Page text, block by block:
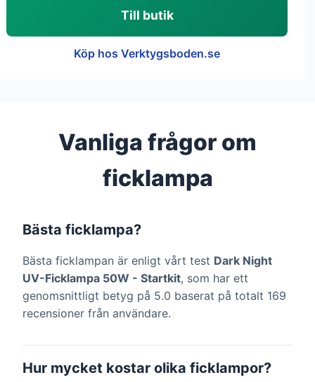
Till butik
Köp hos Verktygsboden.se
Vanliga frågor om
ficklampa
Bästa ficklampa?
Bästa ficklampan är enligt vårt test Dark Night
UV-Ficklampa 50W - Startkit, som har ett
genomsnittligt betyg på 5.0 baserat på totalt 169
recensioner från användare.
Hur mycket kostar olika ficklampor?